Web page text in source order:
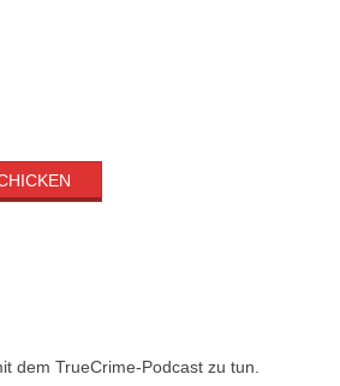
dem TrueCrime-Podcast zu tun.